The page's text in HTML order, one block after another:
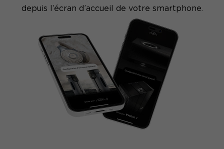
depuis l’écran d’accueil de votre smartphone.